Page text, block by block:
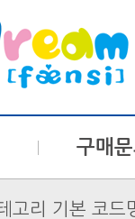
구매
고리 기본 코드